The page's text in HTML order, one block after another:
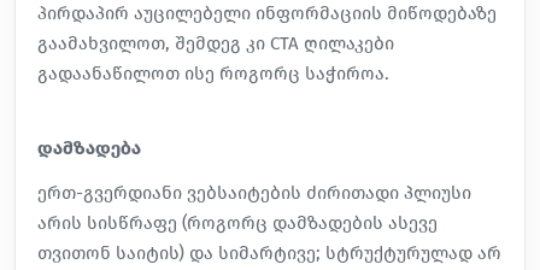
პირდაპირ აუცილებელი ინფორმაციის მიწოდებაზე
გაამახვილოთ, შემდეგ კი CTA ღილაკები
გადაანაწილოთ ისე როგორც საჭიროა.
დამზადება
ერთ-გვერდიანი ვებსაიტების ძირითადი პლიუსი
არის სისწრაფე (როგორც დამზადების ასევე
თვითონ საიტის) და სიმარტივე; სტრუქტურულად არ